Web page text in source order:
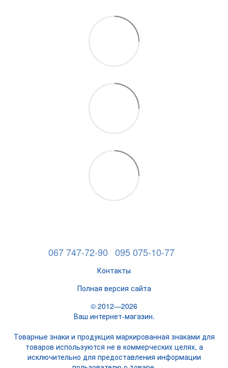
067 747-72-90 095 075-10-77
Контакты
Полная версия сайта
© 2012—2026
Ваш интернет-магазин.
Товарные знаки и продукция маркированная знаками для
товаров используются не в коммерческих целях, а
исключительно для предоставления информации